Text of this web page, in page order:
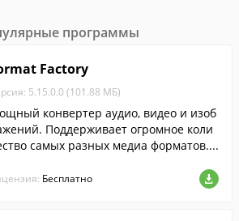
программы
Factory
5.15.0.0 (101.88 МБ)
конвертер аудио, видео и изоб
Поддерживает огромное коли
самых разных медиа форматов....
Бесплатно